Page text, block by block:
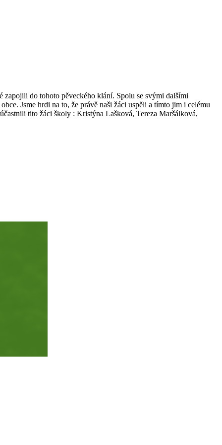
do tohoto pěveckého klání. Spolu se svými dalšími
Jsme hrdi na to, že právě naši žáci uspěli a tímto jim i celému
tito žáci školy : Kristýna Lašková, Tereza Maršálková,